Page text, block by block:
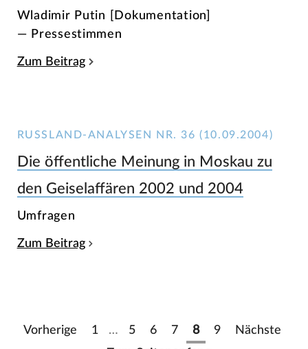
Wladimir Putin [Dokumentation]
— Pressestimmen
Zum Beitrag
RUSSLAND-ANALYSEN NR. 36 (10.09.2004)
Die öffentliche Meinung in Moskau zu
den Geiselaffären 2002 und 2004
Umfragen
Zum Beitrag
Vorherige 1 … 5 6 7 8 9 Nächste